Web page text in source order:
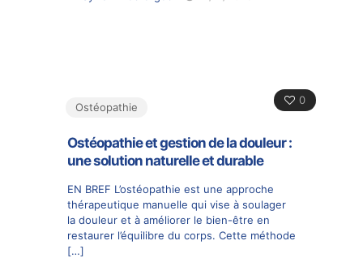
0
Ostéopathie
Ostéopathie et gestion de la douleur :
une solution naturelle et durable
EN BREF L’ostéopathie est une approche
thérapeutique manuelle qui vise à soulager
la douleur et à améliorer le bien-être en
restaurer l’équilibre du corps. Cette méthode
[…]